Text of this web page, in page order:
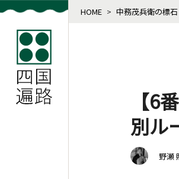
HOME > 中務茂兵衛の標石
【6
別ル
野瀬